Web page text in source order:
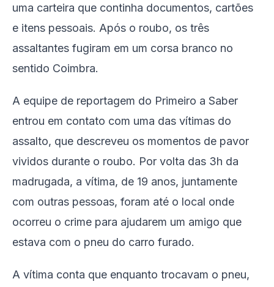
uma carteira que continha documentos, cartões
e itens pessoais. Após o roubo, os três
assaltantes fugiram em um corsa branco no
sentido Coimbra.
A equipe de reportagem do Primeiro a Saber
entrou em contato com uma das vítimas do
assalto, que descreveu os momentos de pavor
vividos durante o roubo. Por volta das 3h da
madrugada, a vítima, de 19 anos, juntamente
com outras pessoas, foram até o local onde
ocorreu o crime para ajudarem um amigo que
estava com o pneu do carro furado.
A vítima conta que enquanto trocavam o pneu,